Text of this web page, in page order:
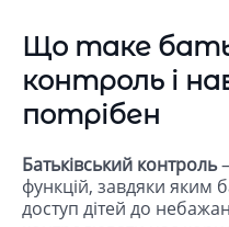
Що таке
контроль і
потрібен
Батьківський контроль
функцій, завдяки яким
доступ дітей до